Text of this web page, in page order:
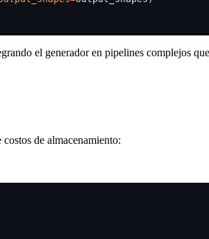
el generador en pipelines complejos
de almacenamiento: